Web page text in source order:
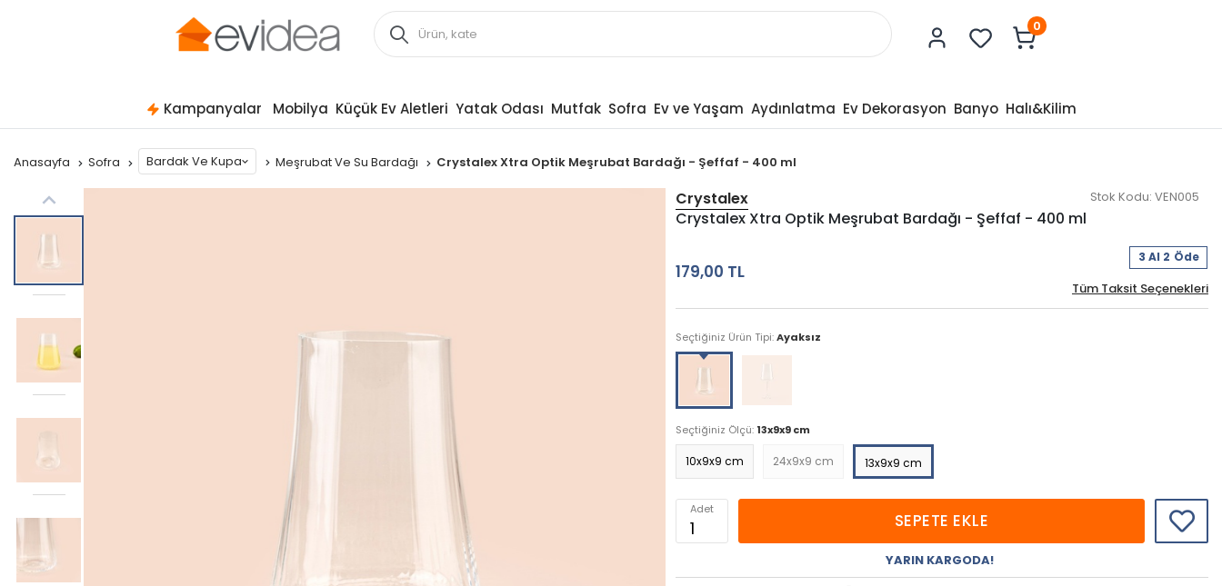
0
Kampanyalar Mobilya Küçük Ev Aletleri Yatak Odası Mutfak Sofra Ev ve Yaşam Aydınlatma Ev Dekorasyon Banyo Halı&Kilim
Anasayfa Sofra Bardak Ve Kupa Meşrubat Ve Su Bardağı Crystalex Xtra Optik Meşrubat Bardağı - Şeffaf - 400 ml
Crystalex Stok Kodu: VEN005
Crystalex Xtra Optik Meşrubat Bardağı - Şeffaf - 400 ml
179,00 TL
3 Al 2 Öde
Tüm Taksit Seçenekleri
Seçtiğiniz Ürün Tipi:Ayaksız
Seçtiğiniz Ölçü: 13x9x9 cm
10x9x9 cm 24x9x9 cm 13x9x9 cm
Adet
SEPETE EKLE
YARIN KARGODA!